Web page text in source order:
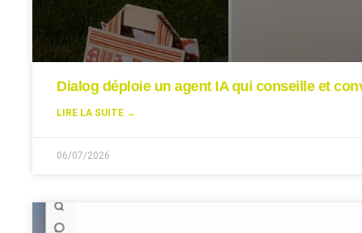
Dialog déploie un agent IA qui conseille et
LIRE LA SUITE →
06/07/2026